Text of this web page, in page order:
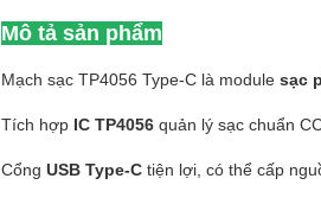
Mô tả sản phẩm
Mạch sạc TP4056 Type-C là module sạc
Tích hợp IC TP4056 quản lý sạc chuẩn
Cổng USB Type-C tiện lợi, có thể cấp